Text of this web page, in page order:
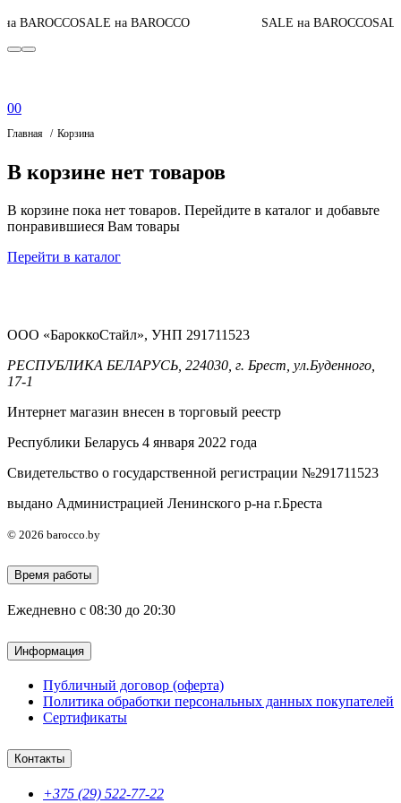
BAROCCOSALE на BAROCCO SALE на BAROCCO
00
Главная Корзина
В корзине нет товаров
В корзине пока нет товаров. Перейдите в каталог и добавьте
понравившиеся Вам товары
Перейти в каталог
ООО «БароккоСтайл», УНП 291711523
РЕСПУБЛИКА БЕЛАРУСЬ, 224030, г. Брест, ул.Буденного,
17-1
Интернет магазин внесен в торговый реестр
Республики Беларусь 4 января 2022 года
Свидетельство о государственной регистрации №291711523
выдано Администрацией Ленинского р-на г.Бреста
© 2026 barocco.by
Время работы
Ежедневно с 08:30 до 20:30
Информация
Публичный договор (оферта)
Политика обработки персональных данных покупателей
Сертификаты
Контакты
+375 (29) 522-77-22